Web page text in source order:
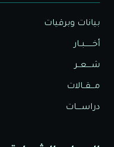
بيانات وبرقيات
أخــــــبــار
شــــعــر
مـــقــالات
دراســــات